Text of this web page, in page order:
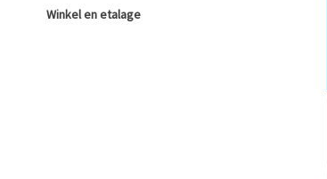
Winkel en etalage